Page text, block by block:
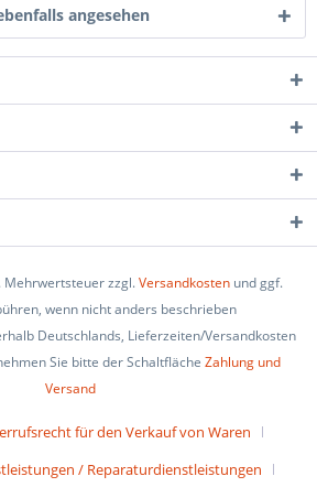
angesehen
Mehrwertsteuer zzgl.Versandkosten und ggf.
wenn nicht anders beschrieben
Deutschlands, Lieferzeiten/Versandkosten
Sie bitte der Schaltfläche Zahlung und
Versand
für den Verkauf von Waren
/ Reparaturdienstleistungen